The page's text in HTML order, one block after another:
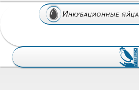
Инкубационные яйца